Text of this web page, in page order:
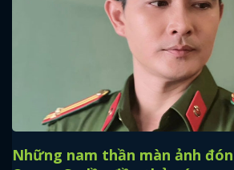
Những nam thần màn ảnh